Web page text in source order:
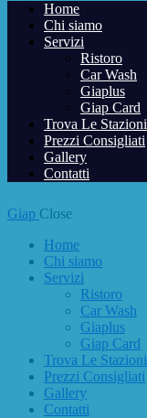
Home
Chi siamo
Servizi
Ristoro
Car Wash
Giaplus
Giap Card
Trova Le Stazioni
Prezzi Consigliati
Gallery
Contatti
Giap Close
Home
Chi siamo
Servizi
Ristoro
Car Wash
Giaplus
Giap Card
Trova Le Stazioni
Prezzi Consigliati
Gallery
Contatti